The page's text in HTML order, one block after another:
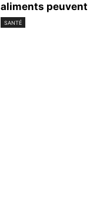
aliments peuvent
SANTÉ